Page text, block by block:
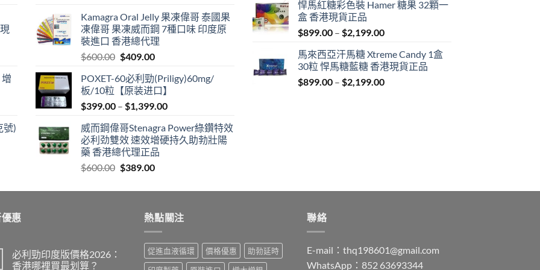
號)
was:
$599.00.
is:
$399.00.
Kamagra Oral Jelly 果凍偉哥 泰國果
凍偉哥 果凍威而鋼 7種口味 印度原
裝進口 香港總代理
$600.00 Original
was:
$600.00.
$409.00Current
is:
$409.00.
POXET-60必利勁(Priligy)60mg/
板/10粒【原装进口】
$399.00 – $1,399.00Price
$399.00
through
威而鋼偉哥Stenagra Power綠鑽特效
必利劲雙效 速效增硬持久助勃壯陽
藥 香港總代理正品
$600.00 Original
was:
$389.00Current
is:
$759.00
$1,939.00
悍馬紅糖彩色裝 Hamer 糖果 32顆一
盒 香港現貨正品
$899.00 – $2,199.00Price
$899.00
through
$2,199.00
馬來西亞汗馬糖 Xtreme Candy 1盒
30粒 悍馬糖藍糖 香港現貨正品
$899.00 – $2,199.00Price
惠
必利勁印度版價格2026：
香港哪裡買最划算？
熱點關注
促進血液循環 價格優惠
助勃延時
聯絡
E-mail： thq198601@gmail.com
WhatsApp：852 63693344